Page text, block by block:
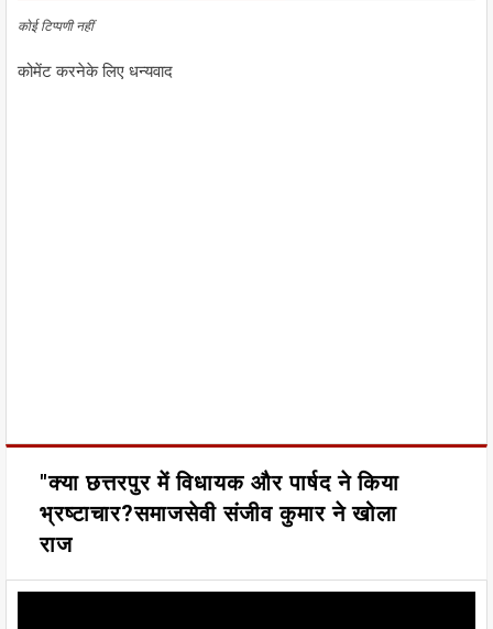
कोई टिप्पणी नहीं
कोमेंट करनेके लिए धन्यवाद
"क्या छत्तरपुर में विधायक और पार्षद ने किया
भ्रष्टाचार?समाजसेवी संजीव कुमार ने खोला
राज